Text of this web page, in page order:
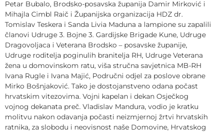
Petar Bubalo, Brodsko-posavska županija Damir Mirković i
Mihajla Cimbl Raič i Županijska organizacija HDZ dr.
Tomislav Teskera i Sanda Livia Maduna a lampione su zapalili
članovi Udruge 3. Bojne 3. Gardijske Brigade Kune, Udruge
Dragovoljaca i Veterana Brodsko – posavske županije,
Udruge roditelja poginulih branitelja RH, Udruge Veterana
žena u domovinskom ratu, viša stručna savjetnica MB-RH
Ivana Rugle i Ivana Majić, Područni odjel za poslove obrane
Mirko Bošnjaković. Tako je dostojanstveno odana počast
hrvatskim vitezovima. Vojni kapelan i dekan Osječkog
vojnog dekanata preč. Vladislav Mandura, vodio je kratku
molitvu nakon odavanja počasti neizmjernoj žrtvi hrvatskih
ratnika, za slobodu i neovisnost naše Domovine, Hrvatskog